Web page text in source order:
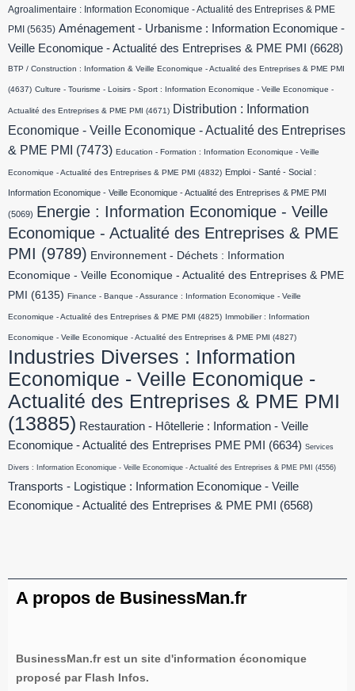
Agroalimentaire : Information Economique - Actualité des Entreprises & PME
PMI (5635) Aménagement - Urbanisme : Information Economique -
Veille Economique - Actualité des Entreprises & PME PMI
(6628)
BTP / Construction : Information & Veille Economique - Actualité des Entreprises & PME PMI
(4637) Culture - Tourisme - Loisirs - Sport : Information Economique - Veille Economique -
Actualité des Entreprises & PME PMI (4671) Distribution : Information
Economique - Veille Economique - Actualité des Entreprises
& PME PMI
(7473) Education - Formation : Information Economique - Veille
Economique - Actualité des Entreprises & PME PMI (4832) Emploi - Santé - Social :
Information Economique - Veille Economique - Actualité des Entreprises & PME PMI
(5069) Energie : Information Economique - Veille
Economique - Actualité des Entreprises & PME
PMI (9789) Environnement - Déchets : Information
Economique - Veille Economique - Actualité des Entreprises & PME
PMI
(6135) Finance - Banque - Assurance : Information Economique - Veille
Economique - Actualité des Entreprises & PME PMI (4825) Immobilier : Information
Economique - Veille Economique - Actualité des Entreprises & PME PMI (4827)
Industries Diverses : Information
Economique - Veille Economique -
Actualité des Entreprises & PME PMI
(13885) Restauration - Hôtellerie : Information - Veille
Economique - Actualité des Entreprises PME PMI
(6634) Services
Divers : Information Economique - Veille Economique - Actualité des Entreprises & PME PMI (4556)
Transports - Logistique : Information Economique - Veille
Economique - Actualité des Entreprises & PME PMI
(6568)
A propos de BusinessMan.fr
BusinessMan.fr est un site d'information économique
proposé par Flash Infos.